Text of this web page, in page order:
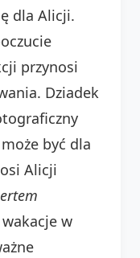
dla Alicji.
przynosi
Dziadek
być dla
Alicji
w